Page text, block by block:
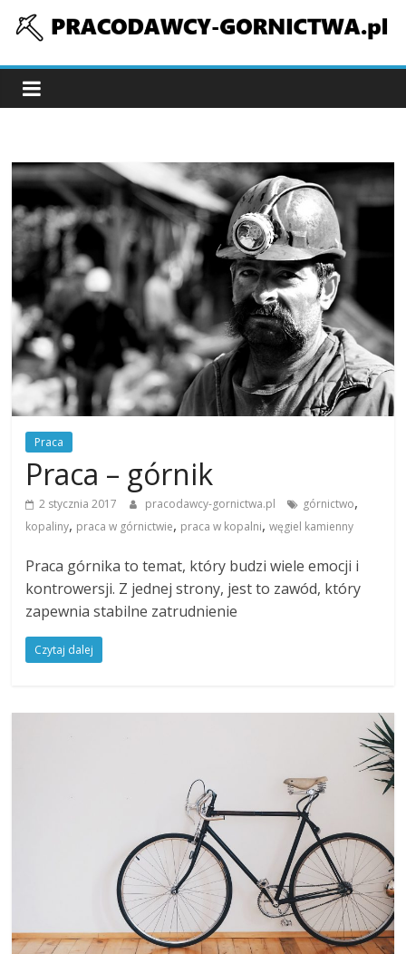
pracodawcy-
gornictwa.pl
Praca
Praca – górnik
2 stycznia 2017 pracodawcy-gornictwa.pl górnictwo,
kopaliny, praca w górnictwie, praca w kopalni,węgiel kamienny
Praca górnika to temat, który budzi wiele emocji i
kontrowersji. Z jednej strony, jest to zawód, który
zapewnia stabilne zatrudnienie
Czytaj dalej